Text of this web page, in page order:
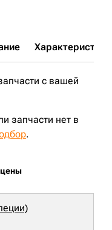
Характеристики
с вашей
запчасти нет в
.
цены